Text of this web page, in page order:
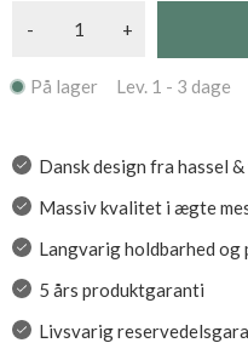
- +
På lager Lev. 1 - 3 dage
Dansk design fra hassel
Massiv kvalitet i ægte
Langvarig holdbarhed og
5 års produktgaranti
Livsvarig